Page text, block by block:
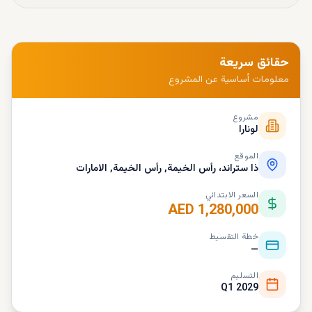
حقائق سريعة
معلومات أساسية عن المشروع
مشروع
لونارا
الموقع
ذا ستراند، رأس الخيمة, رأس الخيمة, الامارات
السعر الابتدائي
AED 1,280,000
خطة التقسيط
—
التسليم
Q1 2029